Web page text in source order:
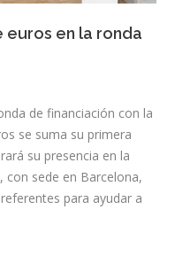
euros en la ronda
de financiación con la
se suma su primera
su presencia en la
con sede en Barcelona,
para ayudar a